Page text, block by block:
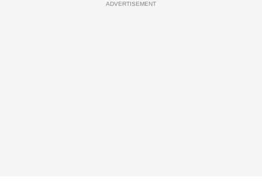
ADVERTISEMENT